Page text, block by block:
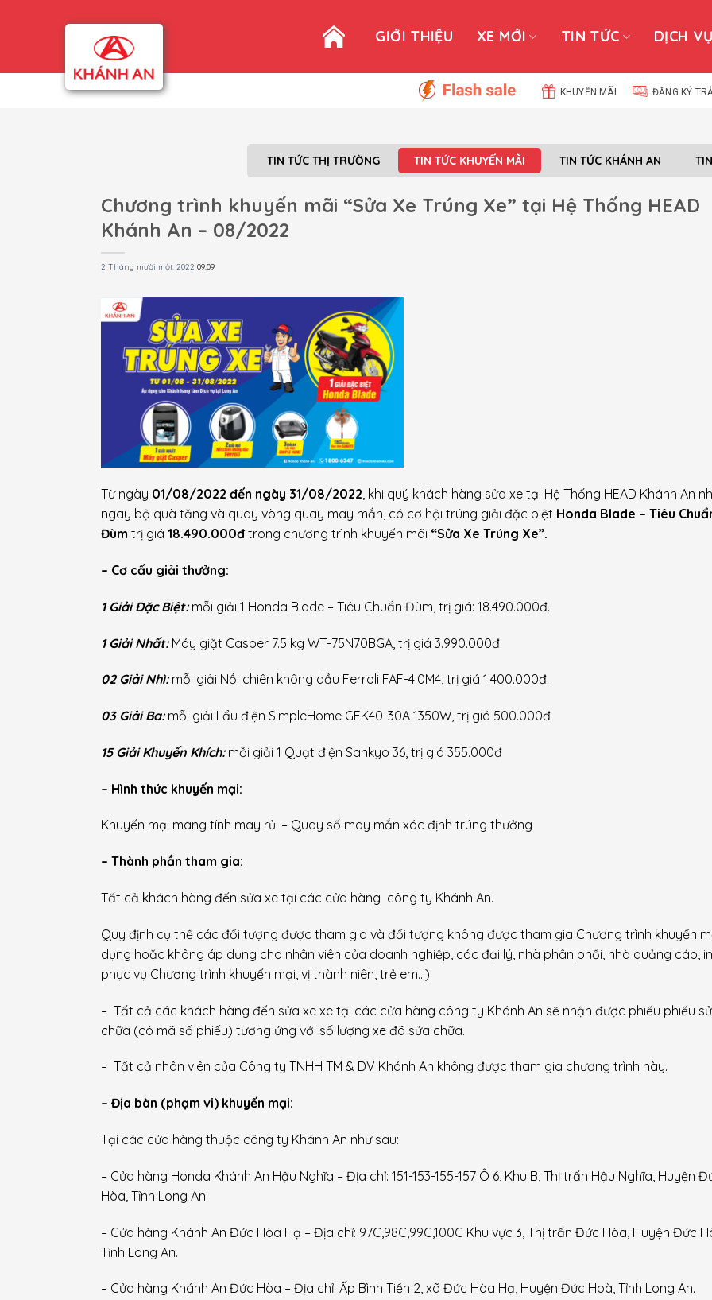
GIỚI THIỆU XE MỚI TIN TỨC DỊCH VỤ
KHUYẾN MÃI ĐĂNG KÝ
TIN TỨC THỊ TRƯỜNG TIN TỨC KHUYẾN MÃI TIN TỨC KHÁNH AN
Chương trình khuyến mãi “Sửa Xe Trúng Xe” tại Hệ Thống HEAD
Khánh An – 08/2022
2 Tháng mười một, 2022 09:09
Từ ngày 01/08/2022 đến ngày 31/08/2022, khi quý khách hàng sửa xe tại Hệ Thống HEAD Khánh An
ngay bộ quà tặng và quay vòng quay may mắn, có cơ hội trúng giải đặc biệt Honda Blade – Tiêu
Đùm trị giá 18.490.000đ trong chương trình khuyến mãi “Sửa Xe Trúng Xe”.
– Cơ cấu giải thưởng:
1 Giải Đặc Biệt:mỗi giải 1 Honda Blade – Tiêu Chuẩn Đùm, trị giá: 18.490.000đ.
1 Giải Nhất:Máy giặt Casper 7.5 kg WT-75N70BGA, trị giá 3.990.000đ.
02 Giải Nhì:mỗi giải Nồi chiên không dầu Ferroli FAF-4.0M4, trị giá 1.400.000đ.
03 Giải Ba:mỗi giải Lẩu điện SimpleHome GFK40-30A 1350W, trị giá 500.000đ
15 Giải Khuyến Khích:mỗi giải 1 Quạt điện Sankyo 36, trị giá 355.000đ
– Hình thức khuyến mại:
Khuyến mại mang tính may rủi – Quay số may mắn xác định trúng thưởng
– Thành phần tham gia:
Tất cả khách hàng đến sửa xe tại các cửa hàng công ty Khánh An.
Quy định cụ thể các đối tượng được tham gia và đối tượng không được tham gia Chương trình khuyến
dụng hoặc không áp dụng cho nhân viên của doanh nghiệp, các đại lý, nhà phân phối, nhà quảng cáo,
phục vụ Chương trình khuyến mại, vị thành niên, trẻ em…)
– Tất cả các khách hàng đến sửa xe xe tại các cửa hàng công ty Khánh An sẽ nhận được phiếu phiếu
chữa (có mã số phiếu) tương ứng với số lượng xe đã sửa chữa.
– Tất cả nhân viên của Công ty TNHH TM & DV Khánh An không được tham gia chương trình này.
– Địa bàn (phạm vi) khuyến mại:
Tại các cửa hàng thuộc công ty Khánh An như sau:
– Cửa hàng Honda Khánh An Hậu Nghĩa – Địa chỉ: 151-153-155-157 Ô 6, Khu B, Thị trấn Hậu Nghĩa, Huyện
Hòa, Tỉnh Long An.
– Cửa hàng Khánh An Đức Hòa Hạ – Địa chỉ: 97C,98C,99C,100C Khu vực 3, Thị trấn Đức Hòa, Huyện Đức
Tỉnh Long An.
– Cửa hàng Khánh An Đức Hòa – Địa chỉ: Ấp Bình Tiền 2, xã Đức Hòa Hạ, Huyện Đức Hoà, Tỉnh Long An.